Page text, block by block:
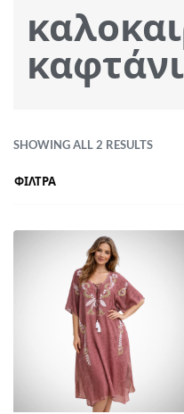
καφτάνι
SHOWING ALL 2 RESULTS
ΦΙΛΤΡΑ